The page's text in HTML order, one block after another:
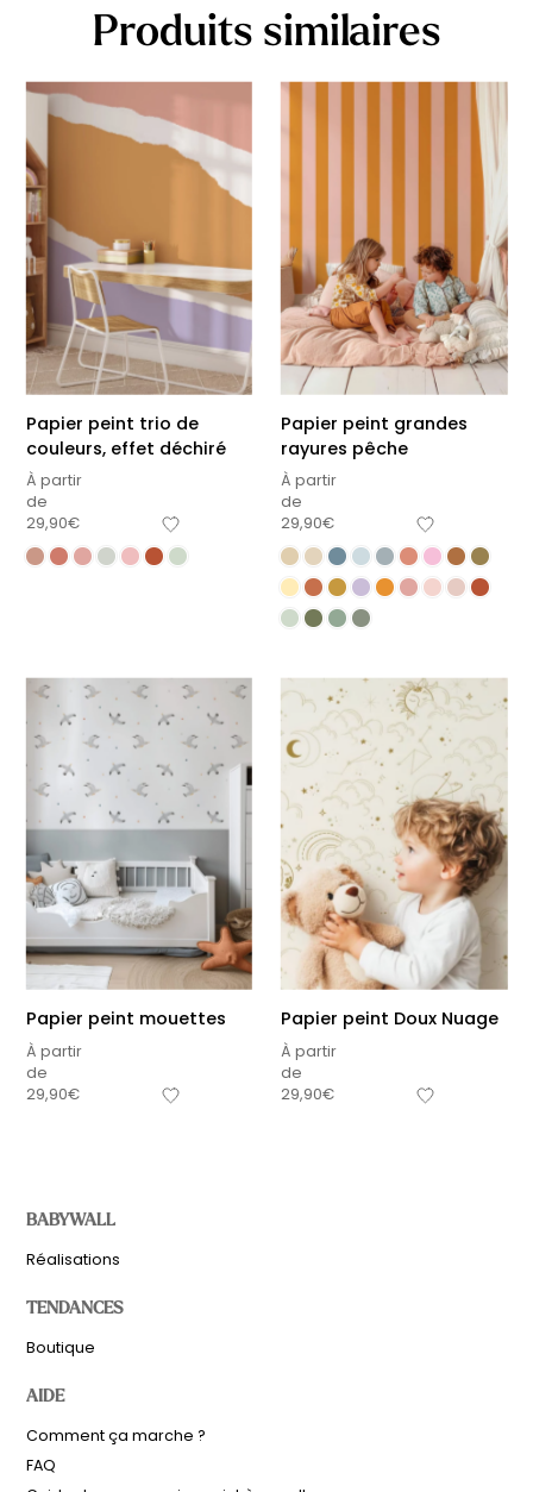
Produits similaires
Papier peint trio de
couleurs, effet déchiré
À partir
de
29,90€
Papier peint grandes
rayures pêche
À partir
de
29,90€
Papier peint mouettes
À partir
de
29,90€
Papier peint Doux Nuage
À partir
de
29,90€
BABYWALL
Réalisations
TENDANCES
Boutique
AIDE
Comment ça marche ?
FAQ